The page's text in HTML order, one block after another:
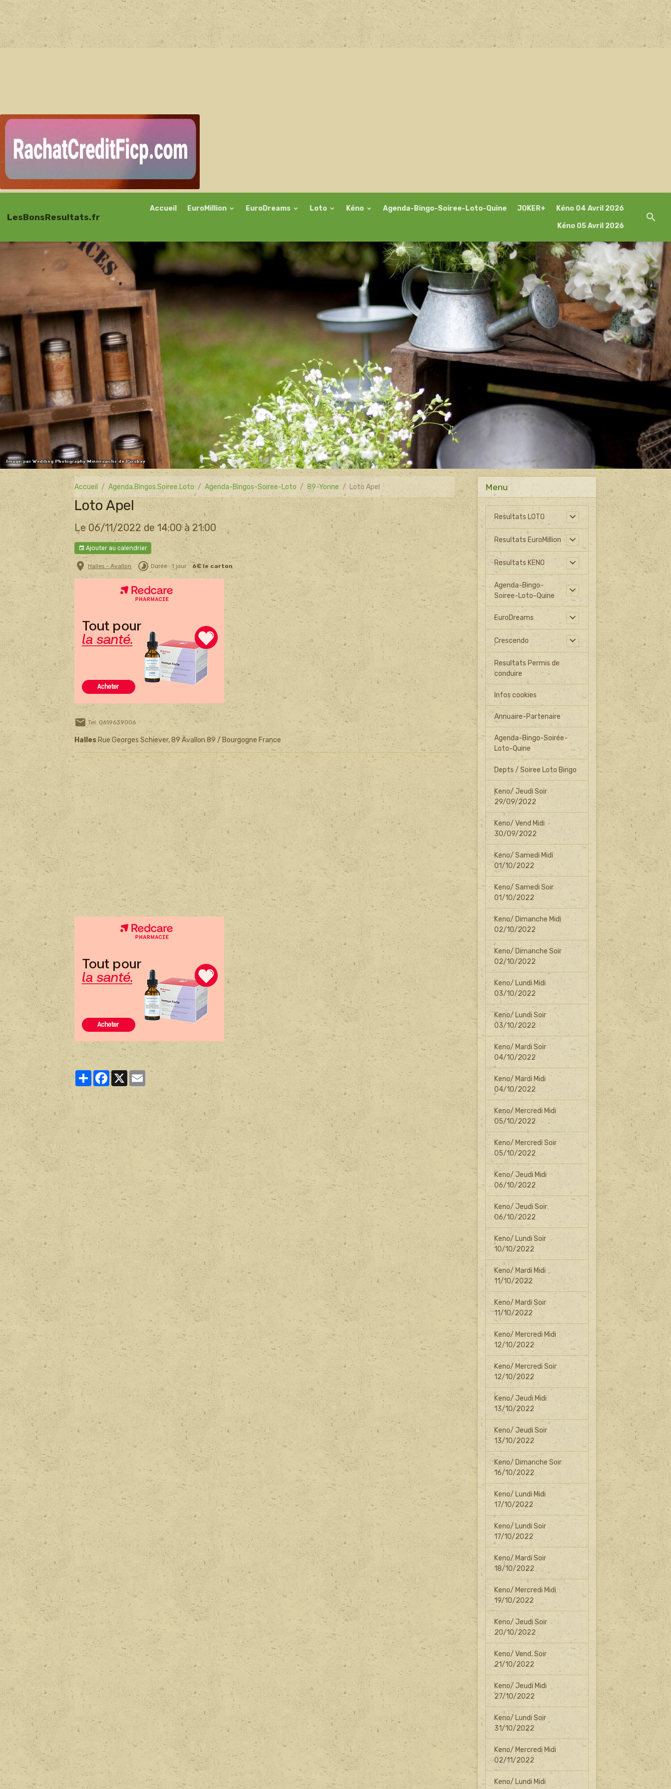
LesBonsResultats.fr
Accueil EuroMillion EuroDreams Loto Kéno Agenda-Bingo-Soiree-Loto-Quine JOKER+ Kéno 04 Avril 2026
Kéno 05 Avril 2026
Accueil Agenda.Bingos.Soiree.Loto Agenda-Bingos-Soiree-Loto 89-Yonne Loto Apel
Loto Apel
Le 06/11/2022 de 14:00 à 21:00
Ajouter au calendrier
Halles - Avallon Durée : 1 jour 6€ le carton
Tel: 0619639006
Halles Rue Georges Schiever, 89 Avallon 89 / Bourgogne France
PartagerFacebook
X Email
Menu
Resultats LOTO
Resultats EuroMillion
Resultats KENO
Agenda-Bingo-
Soiree-Loto-Quine
EuroDreams
Crescendo
Resultats Permis de
conduire
Infos cookies
Annuaire-Partenaire
Agenda-Bingo-Soirée-
Loto-Quine
Depts / Soiree Loto Bingo
Keno/ Jeudi Soir
29/09/2022
Keno/ Vend Midi
30/09/2022
Keno/ Samedi Midi
01/10/2022
Keno/ Samedi Soir
01/10/2022
Keno/ Dimanche Midi
02/10/2022
Keno/ Dimanche Soir
02/10/2022
Keno/ Lundi Midi
03/10/2022
Keno/ Lundi Soir
03/10/2022
Keno/ Mardi Soir
04/10/2022
Keno/ Mardi Midi
04/10/2022
Keno/ Mercredi Midi
05/10/2022
Keno/ Mercredi Soir
05/10/2022
Keno/ Jeudi Midi
06/10/2022
Keno/ Jeudi Soir
06/10/2022
Keno/ Lundi Soir
10/10/2022
Keno/ Mardi Midi
11/10/2022
Keno/ Mardi Soir
11/10/2022
Keno/ Mercredi Midi
12/10/2022
Keno/ Mercredi Soir
12/10/2022
Keno/ Jeudi Midi
13/10/2022
Keno/ Jeudi Soir
13/10/2022
Keno/ Dimanche Soir
16/10/2022
Keno/ Lundi Midi
17/10/2022
Keno/ Lundi Soir
17/10/2022
Keno/ Mardi Soir
18/10/2022
Keno/ Mercredi Midi
19/10/2022
Keno/ Jeudi Soir
20/10/2022
Keno/ Vend. Soir
21/10/2022
Keno/ Jeudi Midi
27/10/2022
Keno/ Lundi Soir
31/10/2022
Keno/ Mercredi Midi
02/11/2022
Keno/ Lundi Midi